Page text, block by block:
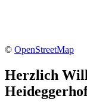
© OpenStreetMap
Herzlich